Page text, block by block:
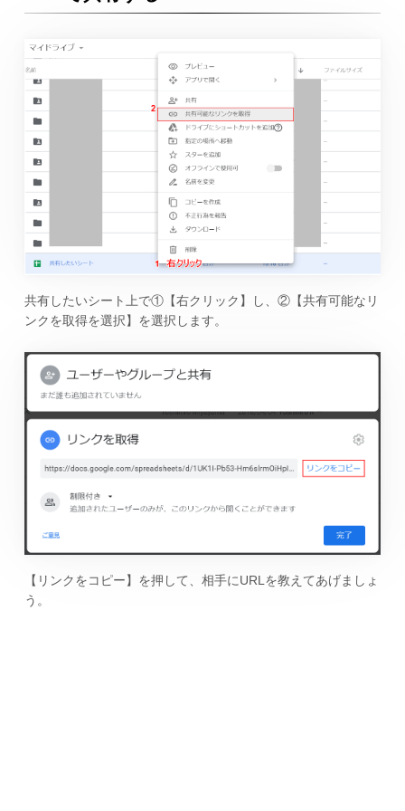
共有したいシート上で①【右クリック】し、②【共有可能なリ
ンクを取得を選択】を選択します。
【リンクをコピー】を押して、相手にURLを教えてあげましょ
う。